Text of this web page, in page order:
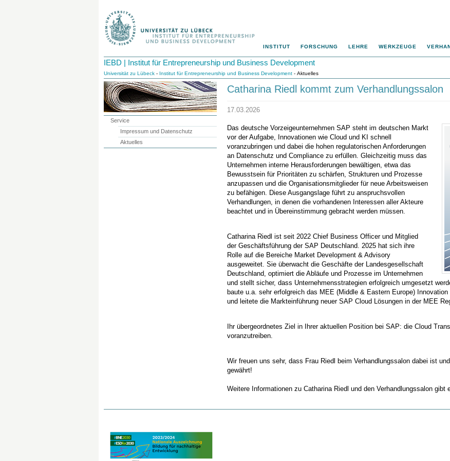
INSTITUT FORSCHUNG LEHRE WERKZEUGE
IEBD | Institut für Entrepreneurship und Business Development
Universität zu Lübeck - Institut für Entrepreneurship und Business Development - Aktuelles
Catharina Riedl kommt zum Verhandlungssalon
17.03.2026
Das deutsche Vorzeigeunternehmen SAP steht im deutschen Markt
vor der Aufgabe, Innovationen wie Cloud und KI schnell
voranzubringen und dabei die hohen regulatorischen Anforderungen
an Datenschutz und Compliance zu erfüllen. Gleichzeitig muss das
Unternehmen interne Herausforderungen bewältigen, etwa das
Bewusstsein für Prioritäten zu schärfen, Strukturen und Prozesse
anzupassen und die Organisationsmitglieder für neue Arbeitsweisen
zu befähigen. Diese Ausgangslage führt zu anspruchsvollen
Verhandlungen, in denen die vorhandenen Interessen aller Akteure
beachtet und in Übereinstimmung gebracht werden müssen.
Catharina Riedl ist seit 2022 Chief Business Officer und Mitglied
der Geschäftsführung der SAP Deutschland. 2025 hat sich ihre
Rolle auf die Bereiche Market Development & Advisory
ausgeweitet. Sie überwacht die Geschäfte der Landesgesellschaft
Deutschland, optimiert die Abläufe und Prozesse im Unternehmen
und stellt sicher, dass Unternehmensstrategien erfolgreich umgesetzt
baute u.a. sehr erfolgreich das MEE (Middle & Eastern Europe)
und leitete die Markteinführung neuer SAP Cloud Lösungen in der MEE
Ihr übergeordnetes Ziel in Ihrer aktuellen Position bei SAP: die Cloud
voranzutreiben.
Wir freuen uns sehr, dass Frau Riedl beim Verhandlungssalon dabei ist
gewährt!
Weitere Informationen zu Catharina Riedl und den Verhandlungssalon gibt
Service
Impressum und Datenschutz
Aktuelles